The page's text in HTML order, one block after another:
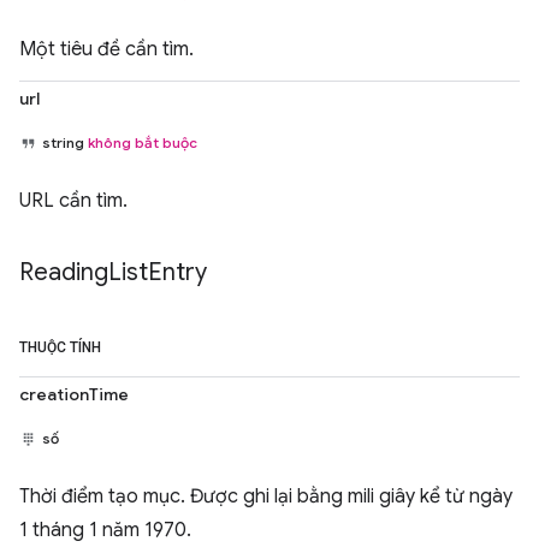
Một tiêu đề cần tìm.
url
string không bắt buộc
URL cần tìm.
ReadingListEntry
THUỘC TÍNH
creationTime
số
Thời điểm tạo mục. Được ghi lại bằng mili giây kể từ ngày
1 tháng 1 năm 1970.